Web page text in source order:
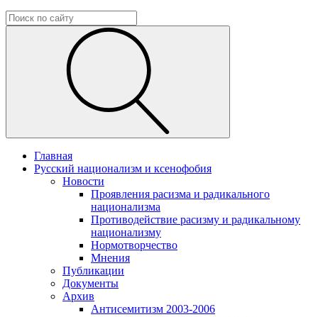
Главная
Русский национализм и ксенофобия
Новости
Проявления расизма и радикального
национализма
Противодействие расизму и радикальному
национализму
Нормотворчество
Мнения
Публикации
Документы
Архив
Антисемитизм 2003-2006